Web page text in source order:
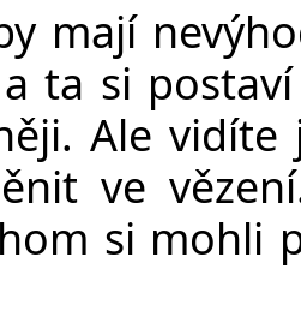
mají
ta si
Ale
ve
si mohli